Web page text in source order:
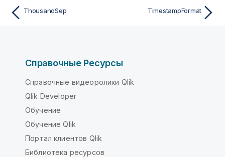
ThousandSep TimestampFormat
Справочные Ресурсы
Справочные видеоролики Qlik
Qlik Developer
Обучение
Обучение Qlik
Портал клиентов Qlik
Библиотека ресурсов